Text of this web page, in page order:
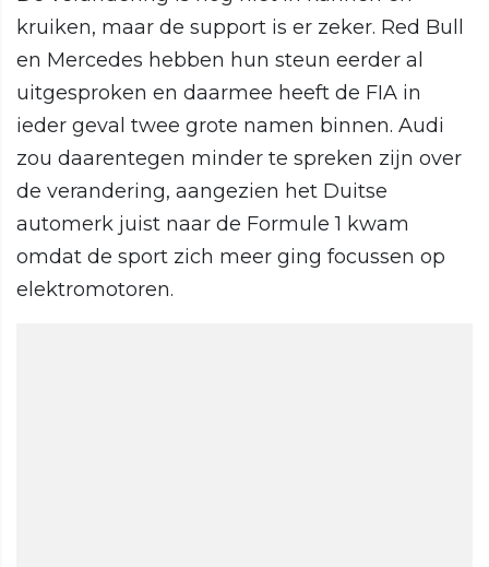
kruiken, maar de support is er zeker. Red Bull
en Mercedes hebben hun steun eerder al
uitgesproken en daarmee heeft de FIA in
ieder geval twee grote namen binnen. Audi
zou daarentegen minder te spreken zijn over
de verandering, aangezien het Duitse
automerk juist naar de Formule 1 kwam
omdat de sport zich meer ging focussen op
elektromotoren.